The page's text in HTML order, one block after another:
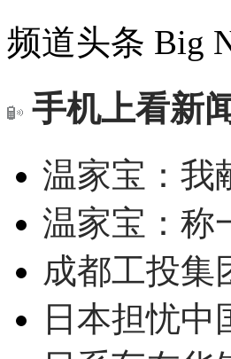
频道头条 Big
手机上看新
温家宝：我
温家宝：称
成都工投集
日本担忧